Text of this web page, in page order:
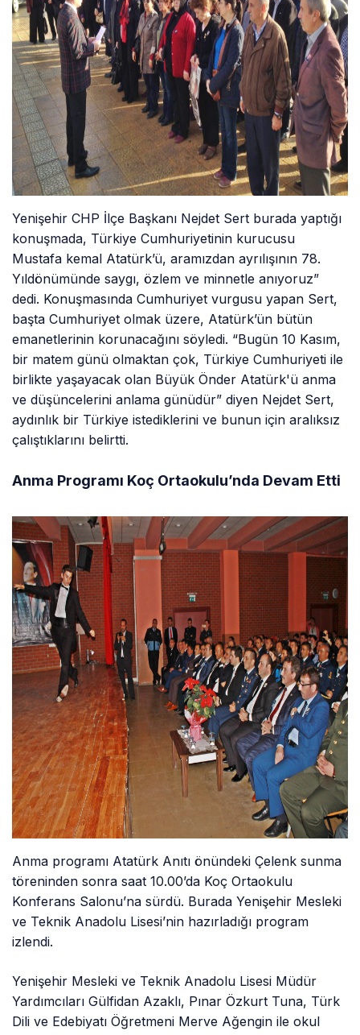
Yenişehir CHP İlçe Başkanı Nejdet Sert burada yaptığı
konuşmada, Türkiye Cumhuriyetinin kurucusu
Mustafa kemal Atatürk’ü, aramızdan ayrılışının 78.
Yıldönümünde saygı, özlem ve minnetle anıyoruz”
dedi. Konuşmasında Cumhuriyet vurgusu yapan Sert,
başta Cumhuriyet olmak üzere, Atatürk’ün bütün
emanetlerinin korunacağını söyledi. “Bugün 10 Kasım,
bir matem günü olmaktan çok, Türkiye Cumhuriyeti ile
birlikte yaşayacak olan Büyük Önder Atatürk'ü anma
ve düşüncelerini anlama günüdür” diyen Nejdet Sert,
aydınlık bir Türkiye istediklerini ve bunun için aralıksız
çalıştıklarını belirtti.
Anma Programı Koç Ortaokulu’nda Devam Etti
Anma programı Atatürk Anıtı önündeki Çelenk sunma
töreninden sonra saat 10.00’da Koç Ortaokulu
Konferans Salonu’na sürdü. Burada Yenişehir Mesleki
ve Teknik Anadolu Lisesi’nin hazırladığı program
izlendi.
Yenişehir Mesleki ve Teknik Anadolu Lisesi Müdür
Yardımcıları Gülfidan Azaklı, Pınar Özkurt Tuna, Türk
Dili ve Edebiyatı Öğretmeni Merve Ağengin ile okul